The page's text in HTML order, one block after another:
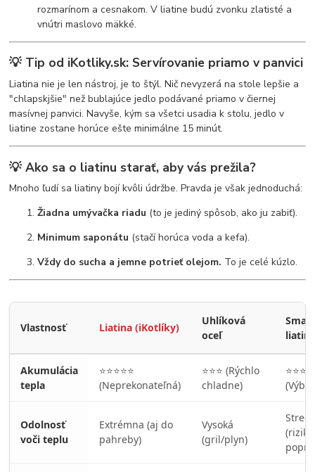
rozmarínom a cesnakom. V liatine budú zvonku zlatisté a
vnútri maslovo mäkké.
💡 Tip od iKotliky.sk: Servírovanie priamo v panvici
Liatina nie je len nástroj, je to štýl. Nič nevyzerá na stole lepšie a
"chlapskjšie" než bublajúce jedlo podávané priamo v čiernej
masívnej panvici. Navyše, kým sa všetci usadia k stolu, jedlo v
liatine zostane horúce ešte minimálne 15 minút.
💡 Ako sa o liatinu starať, aby vás prežila?
Mnoho ľudí sa liatiny bojí kvôli údržbe. Pravda je však jednoduchá:
Žiadna umývačka riadu (to je jediný spôsob, ako ju zabiť).
Minimum saponátu (stačí horúca voda a kefa).
Vždy do sucha a jemne potrieť olejom. To je celé kúzlo.
Vlastnosť Liatina (iKotlíky)
Uhlíková
oceľ
Akumulácia
tepla
⭐⭐⭐⭐⭐
(Neprekonateľná)
⭐⭐⭐ (Rýchlo
chladne)
⭐⭐⭐⭐
Odolnosť
voči teplu
Extrémna (aj do
pahreby)
Vysoká
(gril/plyn)
(riziko